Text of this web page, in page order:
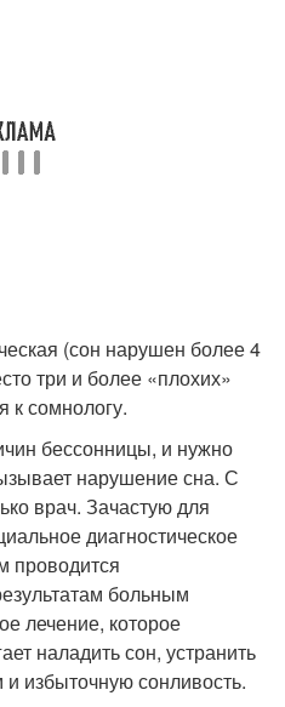
(сон нарушен более 4
три и более «плохих»
к сомнологу.
бессонницы, и нужно
нарушение сна. С
врач. Зачастую для
диагностическое
проводится
больным
лечение, которое
наладить сон, устранить
избыточную сонливость.